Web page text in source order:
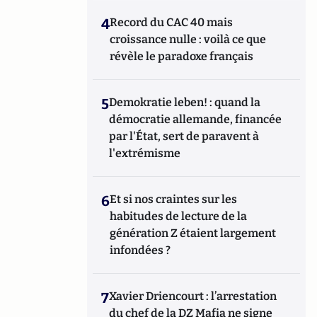
4Record du CAC 40 mais
croissance nulle : voilà ce que
révèle le paradoxe français
5Demokratie leben! : quand la
démocratie allemande, financée
par l'État, sert de paravent à
l'extrémisme
6Et si nos craintes sur les
habitudes de lecture de la
génération Z étaient largement
infondées ?
7Xavier Driencourt : l’arrestation
du chef de la DZ Mafia ne signe